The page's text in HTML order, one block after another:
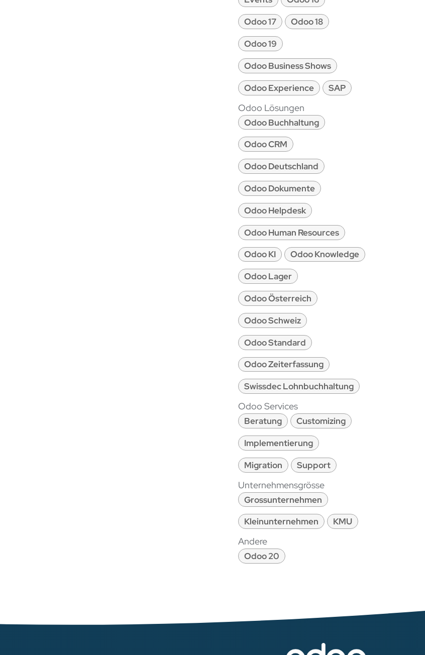
Odoo 17
Odoo 18
Odoo 19
Odoo Business Shows
Odoo Experience
SAP
Odoo Lösungen
Odoo Buchhaltung
Odoo CRM
Odoo Deutschland
Odoo Dokumente
Odoo Helpdesk
Odoo Human Resources
Odoo KI
Odoo Knowledge
Odoo Lager
Odoo Österreich
Odoo Schweiz
Odoo Standard
Odoo Zeiterfassung
Swissdec Lohnbuchhaltung
Odoo Services
Beratung
Customizing
Implementierung
Migration
Support
Unternehmensgrösse
Grossunternehmen
Kleinunternehmen
KMU
Andere
Odoo 20